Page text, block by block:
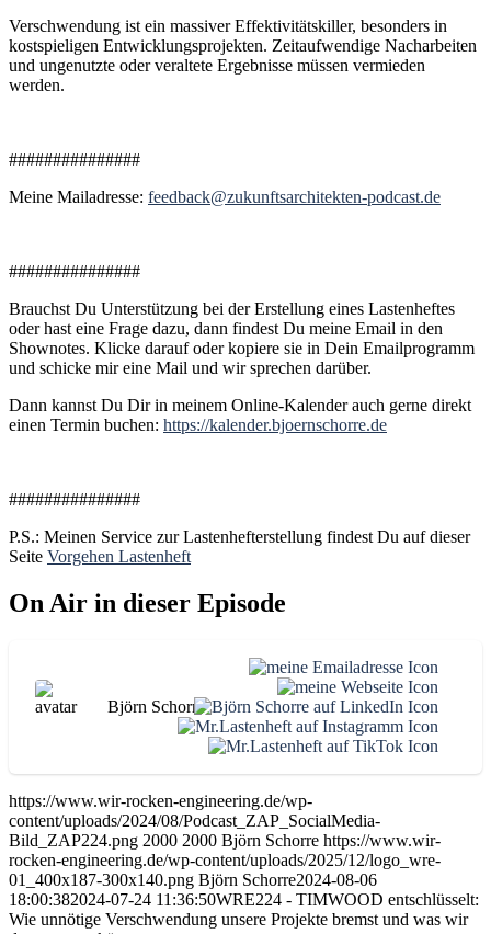
Verschwendung ist ein massiver Effektivitätskiller, besonders in
kostspieligen Entwicklungsprojekten. Zeitaufwendige Nacharbeiten
und ungenutzte oder veraltete Ergebnisse müssen vermieden
werden.
###############
Meine Mailadresse: feedback@zukunftsarchitekten-podcast.de
###############
Brauchst Du Unterstützung bei der Erstellung eines Lastenheftes
oder hast eine Frage dazu, dann findest Du meine Email in den
Shownotes. Klicke darauf oder kopiere sie in Dein Emailprogramm
und schicke mir eine Mail und wir sprechen darüber.
Dann kannst Du Dir in meinem Online-Kalender auch gerne direkt
einen Termin buchen: https://kalender.bjoernschorre.de
###############
P.S.: Meinen Service zur Lastenhefterstellung findest Du auf dieser
Seite Vorgehen Lastenheft
On Air in dieser Episode
Björn Schorre
https://www.wir-rocken-engineering.de/wp-
content/uploads/2024/08/Podcast_ZAP_SocialMedia-
Bild_ZAP224.png 2000 2000 Björn Schorre https://www.wir-
rocken-engineering.de/wp-content/uploads/2025/12/logo_wre-
01_400x187-300x140.png Björn Schorre2024-08-06
18:00:382024-07-24 11:36:50WRE224 - TIMWOOD entschlüsselt:
Wie unnötige Verschwendung unsere Projekte bremst und was wir